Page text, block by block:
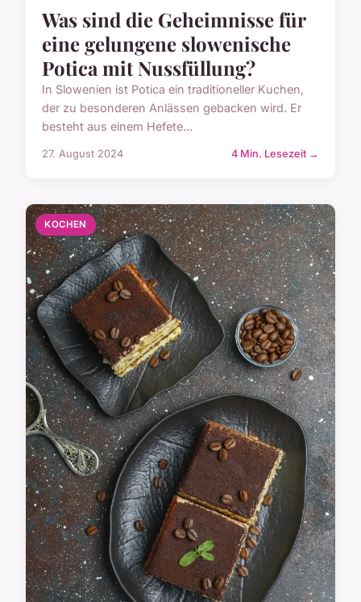
Was sind die Geheimnisse für
eine gelungene slowenische
Potica mit Nussfüllung?
In Slowenien ist Potica ein traditioneller Kuchen,
der zu besonderen Anlässen gebacken wird. Er
besteht aus einem Hefete...
27. August 2024 4 Min. Lesezeit →
KOCHEN